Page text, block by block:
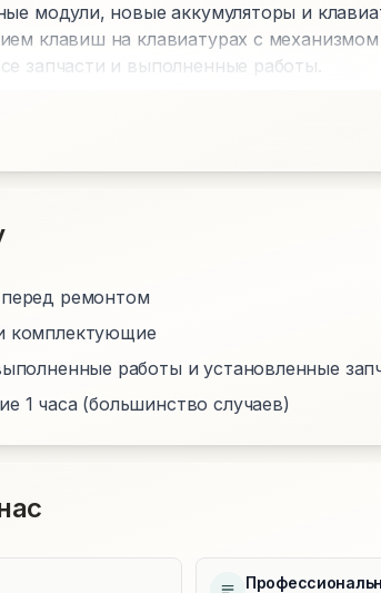
модули, новые аккумуляторы и
клавиш на клавиатурах с
запчасти и выполненные работы.
перед ремонтом
комплектующие
работы и установленные
1 часа (большинство случаев)